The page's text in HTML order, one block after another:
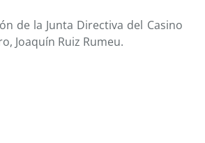
de la Junta Directiva del Casino
Joaquín Ruiz Rumeu.